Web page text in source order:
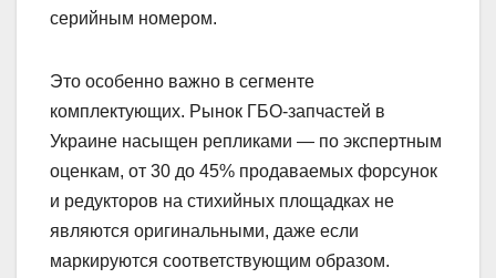
серийным номером.
Это особенно важно в сегменте
комплектующих. Рынок ГБО-запчастей в
Украине насыщен репликами — по экспертным
оценкам, от 30 до 45% продаваемых форсунок
и редукторов на стихийных площадках не
являются оригинальными, даже если
маркируются соответствующим образом.